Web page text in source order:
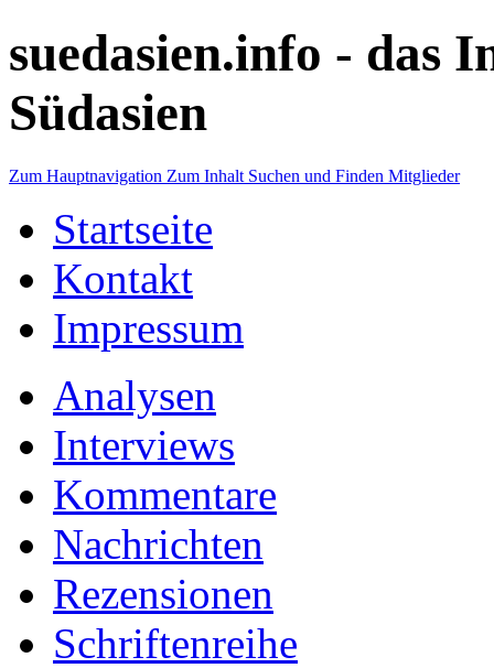
suedasien.info - das
Südasien
Zum Hauptnavigation Zum Inhalt Suchen und Finden Mitglieder
Startseite
Kontakt
Impressum
Analysen
Interviews
Kommentare
Nachrichten
Rezensionen
Schriftenreihe